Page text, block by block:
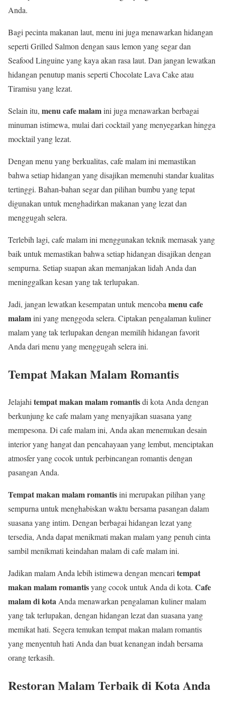
Anda.
Bagi pecinta makanan laut, menu ini juga menawarkan hidangan
seperti Grilled Salmon dengan saus lemon yang segar dan
Seafood Linguine yang kaya akan rasa laut. Dan jangan lewatkan
hidangan penutup manis seperti Chocolate Lava Cake atau
Tiramisu yang lezat.
Selain itu, menu cafe malamini juga menawarkan berbagai
minuman istimewa, mulai dari cocktail yang menyegarkan hingga
mocktail yang lezat.
Dengan menu yang berkualitas, cafe malam ini memastikan
bahwa setiap hidangan yang disajikan memenuhi standar kualitas
tertinggi. Bahan-bahan segar dan pilihan bumbu yang tepat
digunakan untuk menghadirkan makanan yang lezat dan
menggugah selera.
Terlebih lagi, cafe malam ini menggunakan teknik memasak yang
baik untuk memastikan bahwa setiap hidangan disajikan dengan
sempurna. Setiap suapan akan memanjakan lidah Anda dan
meninggalkan kesan yang tak terlupakan.
Jadi, jangan lewatkan kesempatan untuk mencoba menu cafe
malamini yang menggoda selera. Ciptakan pengalaman kuliner
malam yang tak terlupakan dengan memilih hidangan favorit
Anda dari menu yang menggugah selera ini.
Tempat Makan Malam Romantis
Jelajahi tempat makan malam romantisdi kota Anda dengan
berkunjung ke cafe malam yang menyajikan suasana yang
mempesona. Di cafe malam ini, Anda akan menemukan desain
interior yang hangat dan pencahayaan yang lembut, menciptakan
atmosfer yang cocok untuk perbincangan romantis dengan
pasangan Anda.
Tempat makan malam romantisini merupakan pilihan yang
sempurna untuk menghabiskan waktu bersama pasangan dalam
suasana yang intim. Dengan berbagai hidangan lezat yang
tersedia, Anda dapat menikmati makan malam yang penuh cinta
sambil menikmati keindahan malam di cafe malam ini.
Jadikan malam Anda lebih istimewa dengan mencari tempat
makan malam romantisyang cocok untuk Anda di kota. Cafe
malam di kota Anda menawarkan pengalaman kuliner malam
yang tak terlupakan, dengan hidangan lezat dan suasana yang
memikat hati. Segera temukan tempat makan malam romantis
yang menyentuh hati Anda dan buat kenangan indah bersama
orang terkasih.
Restoran Malam Terbaik di Kota Anda